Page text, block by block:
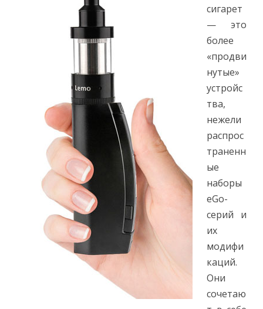
сигарет
— это
более
«продви
нутые»
устройс
тва,
нежели
распрос
траненн
ые
наборы
eGo-
серий и
их
модифи
каций.
Они
сочетаю